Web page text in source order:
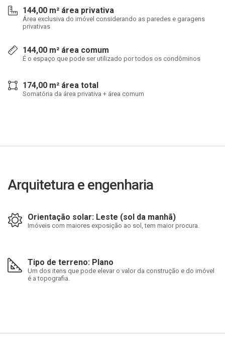
144,00 m² área privativa
Área exclusiva do imóvel considerando as paredes e garagens
privativas
144,00 m² área comum
É o espaço que pode ser utilizado por todos os condôminos
174,00 m² área total
Somatória da área privativa + área comum
Arquitetura e engenharia
Orientação solar: Leste (sol da manhã)
Imóveis com maiores exposição ao sol, tem maior procura.
Tipo de terreno: Plano
Um dos itens que pode elevar o valor da construção e do imóvel
é a topografia.